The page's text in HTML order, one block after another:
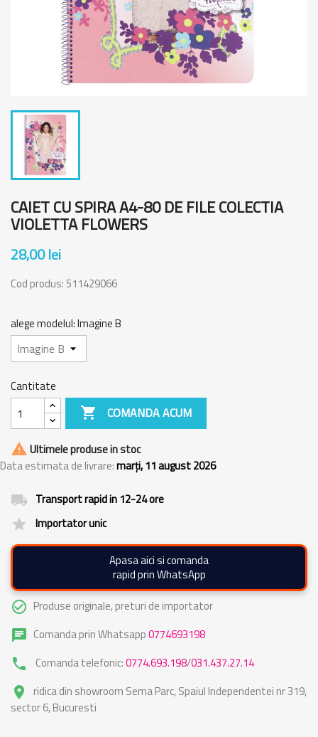
CAIET CU SPIRA A4-80 DE FILE COLECTIA
VIOLETTA FLOWERS
28,00 lei
Cod produs: 511429066
alege modelul: Imagine B
Cantitate
 COMANDA ACUM
 Ultimele produse in stoc
Data estimata de livrare:marți, 11 august 2026
local_shipping Transport rapid in 12-24 ore
grade Importator unic
Apasa aici si comanda
rapid prin WhatsApp
check_circle_outline Produse originale, preturi de importator
chat Comanda prin Whatsapp0774693198
phone Comanda telefonic:0774.693.198/031.437.27.14
place
ridica din showroom Sema Parc, Spaiul Independentei nr 319,
sector 6, Bucuresti